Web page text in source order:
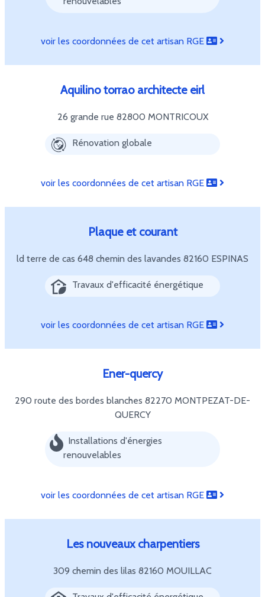
voir les coordonnées de cet artisan RGE
Aquilino torrao architecte eirl
26 grande rue 82800 MONTRICOUX
Rénovation globale
voir les coordonnées de cet artisan RGE
Plaque et courant
ld terre de cas 648 chemin des lavandes 82160 ESPINAS
Travaux d'efficacité énergétique
voir les coordonnées de cet artisan RGE
Ener-quercy
290 route des bordes blanches 82270 MONTPEZAT-DE-
QUERCY
Installations d'énergies
renouvelables
voir les coordonnées de cet artisan RGE
Les nouveaux charpentiers
309 chemin des lilas 82160 MOUILLAC